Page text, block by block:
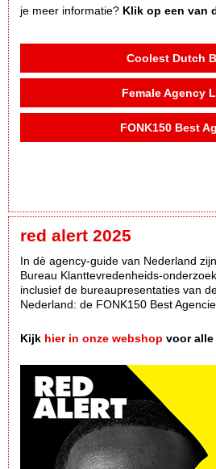
je meer informatie? Klik op een van
Coolest Dutch
Female Agency
FONK150 Best
red alert 2025
In dè agency-guide van Nederland
Bureau Klanttevredenheids-
inclusief de bureaupresentaties van
Nederland: de FONK150 Best
Kijk hier in onze webshop voor